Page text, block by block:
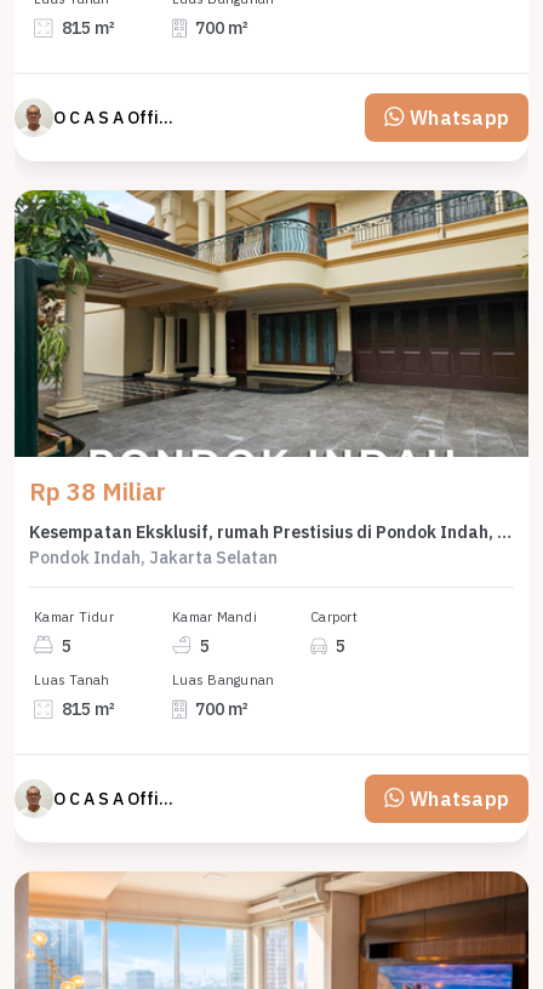
815 m² 700 m²
O C A S A Official property perfected Whatsapp
Rp 38 Miliar
Kesempatan Eksklusif, rumah Prestisius di Pondok Indah, Jakarta Selatan, LB 700m²
Pondok Indah, Jakarta Selatan
Kamar Tidur
5
Kamar Mandi
5
Carport
5
Luas Tanah
815 m²
Luas Bangunan
700 m²
O C A S A Official property perfected Whatsapp